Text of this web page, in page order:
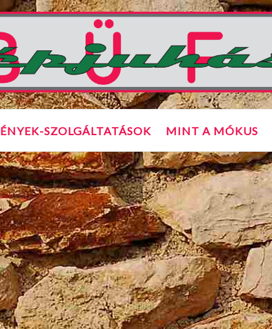
SZOLGÁLTATÁSOK MINT A MÓKUS